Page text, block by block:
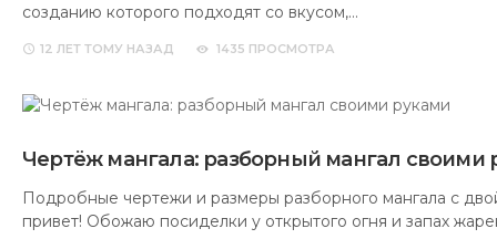
созданию которого подходят со вкусом,…
12 ЛЕТ ТОМУ НАЗАД 1435 ПРОСМОТРА
Чертёж мангала: разборный мангал своими
Подробные чертежи и размеры разборного мангала с
привет! Обожаю посиделки у открытого огня и запах